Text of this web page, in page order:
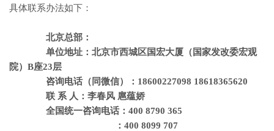
具体联系办法如下：
北京总部：
单位地址：北京市西城区国宏大厦（国家发改委宏观
院）B座23层
咨询电话（同微信）：18600227098 18618365620
联 系 人：李春风 扈蕴娇
全国统一咨询电话：400 8790 365
：400 8099 707